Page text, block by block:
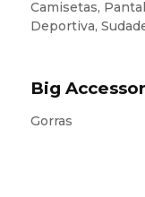
Camisetas,
Deportiva,
Big
Gorras